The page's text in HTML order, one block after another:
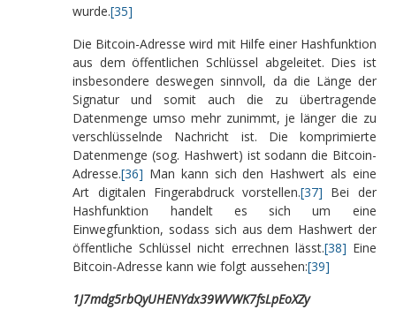
wurde.[35]
Die Bitcoin-Adresse wird mit Hilfe einer Hashfunktion
aus dem öffentlichen Schlüssel abgeleitet. Dies ist
insbesondere deswegen sinnvoll, da die Länge der
Signatur und somit auch die zu übertragende
Datenmenge umso mehr zunimmt, je länger die zu
verschlüsselnde Nachricht ist. Die komprimierte
Datenmenge (sog. Hashwert) ist sodann die Bitcoin-
Adresse.[36] Man kann sich den Hashwert als eine
Art digitalen Fingerabdruck vorstellen.[37] Bei der
Hashfunktion handelt es sich um eine
Einwegfunktion, sodass sich aus dem Hashwert der
öffentliche Schlüssel nicht errechnen lässt.[38] Eine
Bitcoin-Adresse kann wie folgt aussehen:[39]
1J7mdg5rbQyUHENYdx39WVWK7fsLpEoXZy